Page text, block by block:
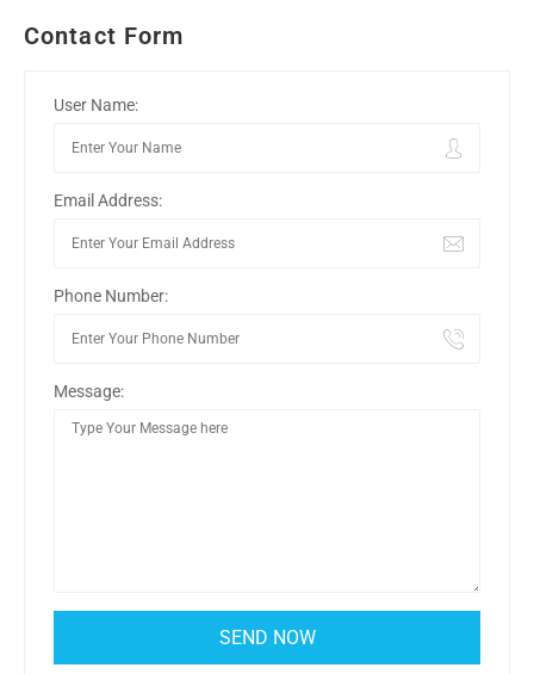
Contact Form
User Name:
Email Address:
Phone Number:
Message: